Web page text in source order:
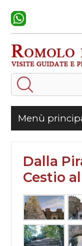
Menù
Dalla
Cestio